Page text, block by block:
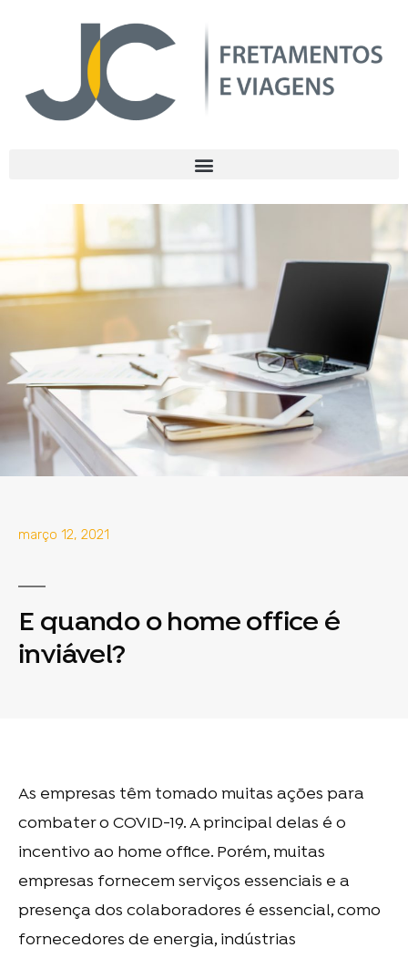
março 12, 2021
E quando o home office é
inviável?
As empresas têm tomado muitas ações para
combater o COVID-19. A principal delas é o
incentivo ao home office. Porém, muitas
empresas fornecem serviços essenciais e a
presença dos colaboradores é essencial, como
fornecedores de energia, indústrias